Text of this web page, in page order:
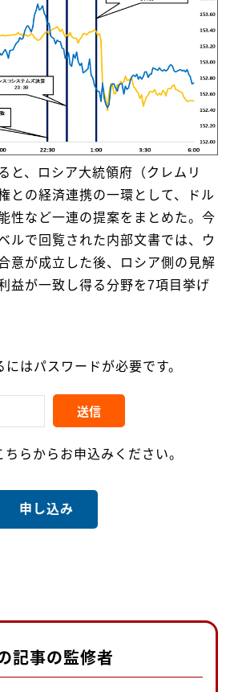
と、ロシア大統領府（クレムリ
との経済連携の一環として、ドル
性など一連の提案をまとめた。今
ルで回覧された内部文書では、ウ
意が成立した後、ロシア側の見解
益が一致し得る分野を7項目挙げ
にはパスワードが必要です。
らからお申込みください。
申し込み
記事の監修者